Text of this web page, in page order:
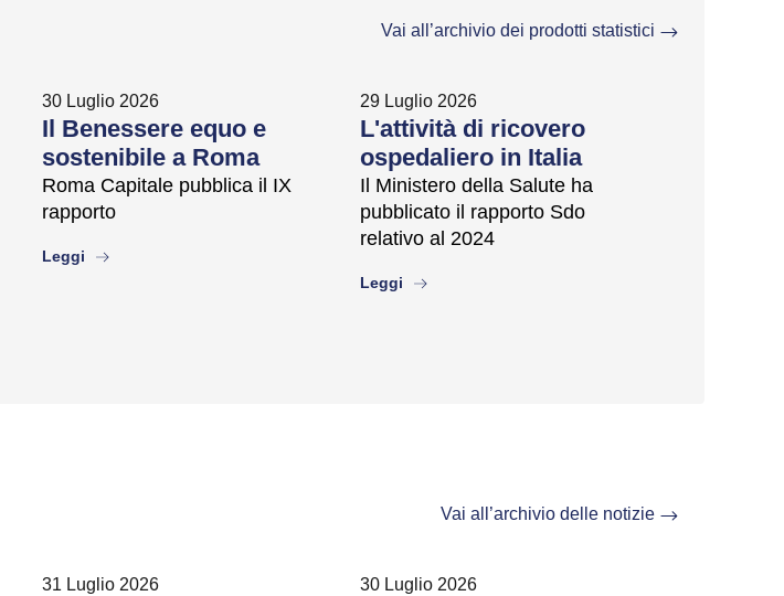
Vai all’archivio dei prodotti statistici
30 Luglio 2026
Il Benessere equo e
sostenibile a Roma
Roma Capitale pubblica il IX
rapporto
Leggi about
29 Luglio 2026
L'attività di ricovero
ospedaliero in Italia
Il Ministero della Salute ha
pubblicato il rapporto Sdo
relativo al 2024
Leggi about
Vai all’archivio delle notizie
31 Luglio 2026 30 Luglio 2026